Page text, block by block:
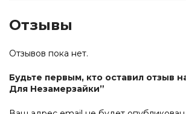
Отзывы
Отзывов пока нет.
Будьте первым, кто оставил отзыв
Для Незамерзайки”